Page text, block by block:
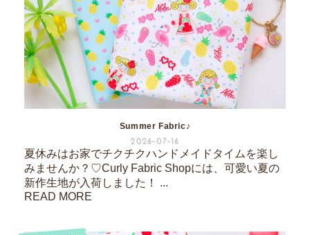
Summer Fabric♪
2026-07-16
夏休みはお家でチクチクハンドメイドタイムを楽し
みませんか？♡Curly Fabric Shopには、可愛い夏の
新作生地が入荷しました！ ...
READ MORE